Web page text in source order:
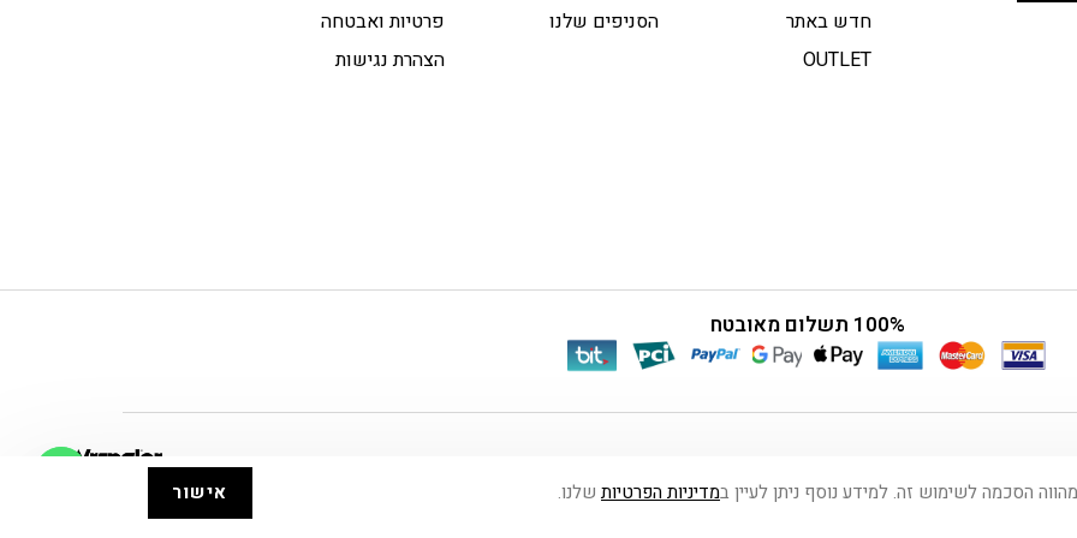
חדש באתר
OUTLET
הסניפים שלנו
פרטיות ואבטחה
הצהרת נגישות
100% תשלום מאובטח
מדיניות הפרטיות שלנו. אישור